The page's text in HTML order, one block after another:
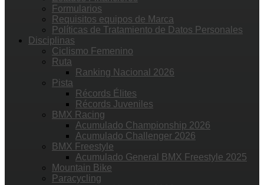
Formularios
Requisitos equipos de Marca
Políticas de Tratamiento de Datos Personales
Disciplinas
Ciclismo Femenino
Ruta
Ranking Nacional 2026
Pista
Récords Élites
Récords Juveniles
BMX Racing
Acumulado Championship 2026
Acumulado Challenger 2026
BMX Freestyle
Acumulado General BMX Freestyle 2025
Mountain Bike
Paracycling